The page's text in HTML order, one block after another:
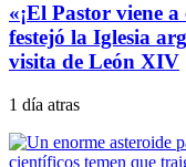
«¡El Pastor viene
festejó la Iglesia
visita de León XIV
1 día atras